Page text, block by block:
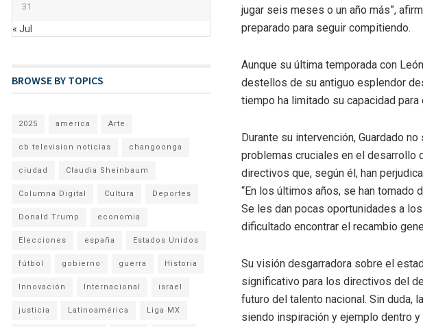
jugar seis meses o un año más”,
preparado para seguir compitiendo.
Aunque su última temporada con
destellos de su antiguo esplendor
tiempo ha limitado su capacidad
Durante su intervención, Guardado
problemas cruciales en el desarrollo
directivos que, según él, han
“En los últimos años, se han
Se les dan pocas oportunidades a
dificultado encontrar el recambio
Su visión desgarradora sobre el
significativo para los directivos del
futuro del talento nacional. Sin duda,
siendo inspiración y ejemplo dentro
31
« Jul
BROWSE BY TOPICS
2025 america Arte
cb television noticias changoonga
ciudad Claudia Sheinbaum
Columna Digital Cultura Deportes
Donald Trump economia
Elecciones españa Estados Unidos
fútbol gobierno guerra Historia
Innovación Internacional israel
justicia Latinoamérica Liga MX